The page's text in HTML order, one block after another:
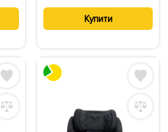
Купити